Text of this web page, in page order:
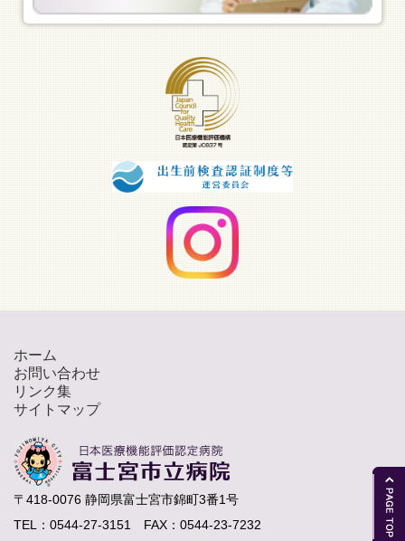
ホーム
お問い合わせ
リンク集
サイトマップ
〒418-0076 静岡県富士宮市錦町3番1号
TEL：0544-27-3151 FAX：0544-23-7232